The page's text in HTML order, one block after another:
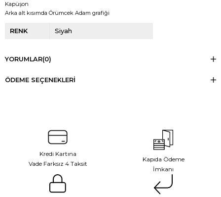
Kapüşon
Arka alt kısımda Örümcek Adam grafiği
RENK Siyah
YORUMLAR(0)
ÖDEME SEÇENEKLERI
Kredi Kartına
Vade Farksız 4 Taksit
Kapıda Ödeme
İmkanı